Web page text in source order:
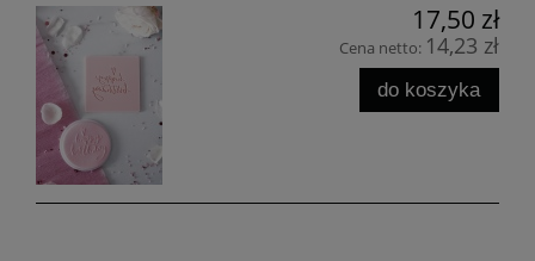
17,50 zł
Cena netto: 14,23 zł
do koszyka